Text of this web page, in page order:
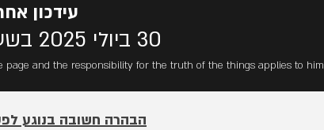
עידכון
30 ביולי 2025 בשעה 12:44:41
and the responsibility for the truth of the things applies to him
הבהרה חשובה בנוגע